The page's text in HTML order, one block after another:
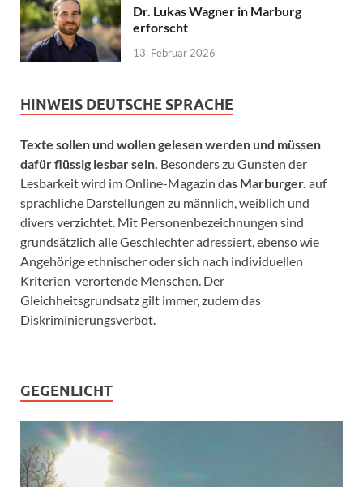
Dr. Lukas Wagner in Marburg
erforscht
13. Februar 2026
HINWEIS DEUTSCHE SPRACHE
Texte sollen und wollen gelesen werden und müssen
dafür flüssig lesbar sein. Besonders zu Gunsten der
Lesbarkeit wird im Online-Magazin das Marburger. auf
sprachliche Darstellungen zu männlich, weiblich und
divers verzichtet. Mit Personenbezeichnungen sind
grundsätzlich alle Geschlechter adressiert, ebenso wie
Angehörige ethnischer oder sich nach individuellen
Kriterien verortende Menschen. Der
Gleichheitsgrundsatz gilt immer, zudem das
Diskriminierungsverbot.
GEGENLICHT